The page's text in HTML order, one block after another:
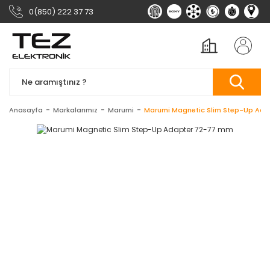
0(850) 222 37 73
Anasayfa Markalarımız Marumi Marumi Magnetic Slim Step-Up